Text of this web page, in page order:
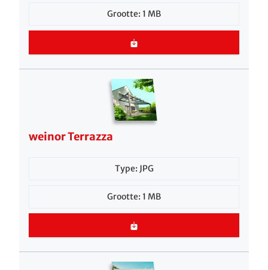
Grootte: 1 MB
weinor Terrazza
Type: JPG
Grootte: 1 MB